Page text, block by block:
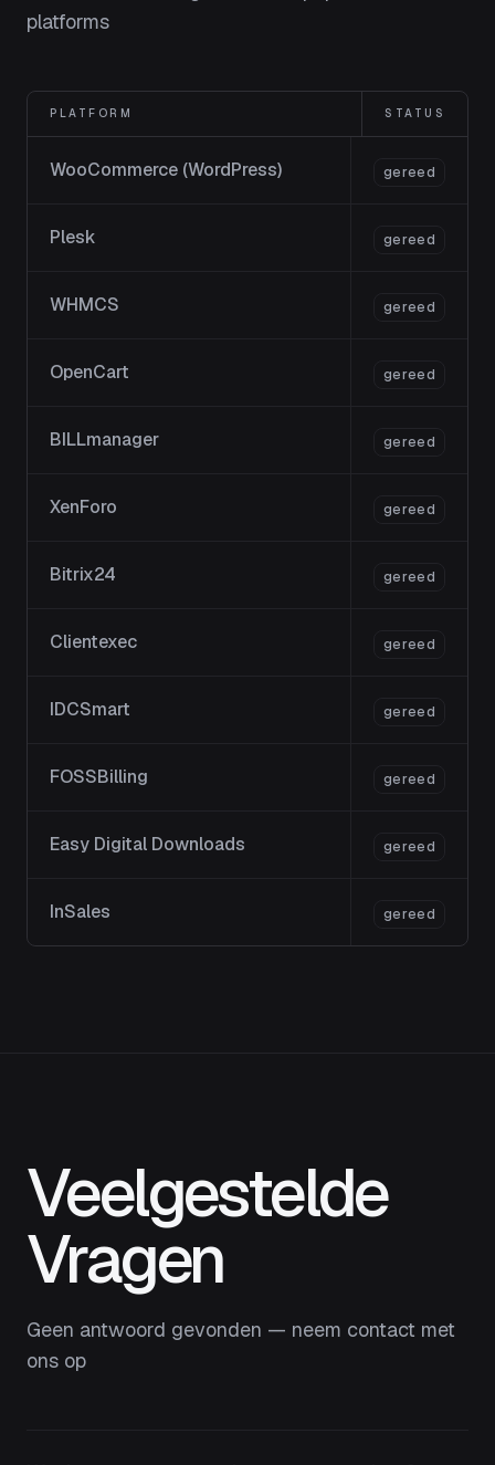
platforms
PLATFORM STATUS
WooCommerce (WordPress) gereed
Plesk gereed
WHMCS gereed
OpenCart gereed
BILLmanager gereed
XenForo gereed
Bitrix24 gereed
Clientexec gereed
IDCSmart gereed
FOSSBilling gereed
Easy Digital Downloads gereed
InSales gereed
Veelgestelde
Vragen
Geen antwoord gevonden — neem contact met
ons op